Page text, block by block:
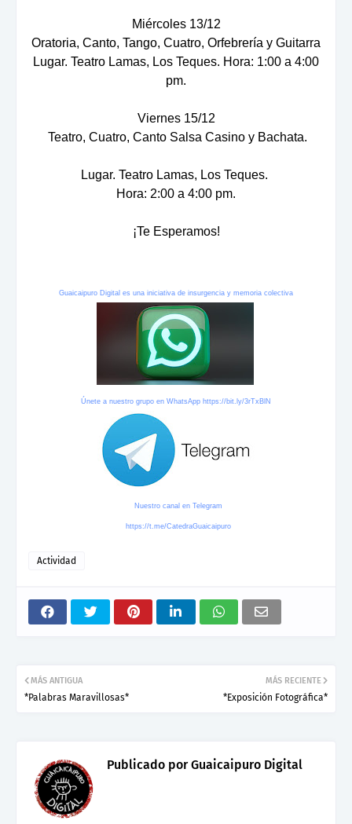
Miércoles 13/12
Oratoria, Canto, Tango, Cuatro, Orfebrería y Guitarra
Lugar. Teatro Lamas, Los Teques. Hora: 1:00 a 4:00
pm.
Viernes 15/12
Teatro, Cuatro, Canto Salsa Casino y Bachata.
Lugar. Teatro Lamas, Los Teques.
Hora: 2:00 a 4:00 pm.
¡Te Esperamos!
Guaicaipuro Digital es una iniciativa de insurgencia y memoria colectiva
Únete a nuestro grupo en WhatsApp https://bit.ly/3rTxBlN
Nuestro canal en Telegram
https://t.me/CatedraGuaicaipuro
Actividad
MÁS RECIENTE
*Exposición Fotográfica*
MÁS ANTIGUA
*Palabras Maravillosas*
Publicado porGuaicaipuro Digital